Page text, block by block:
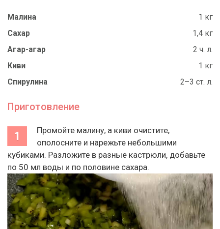
Малина
1 кг
Сахар
1,4 кг
Агар-агар
2 ч. л.
Киви
1 кг
Спирулина
2–3 ст. л.
Приготовление
Промойте малину, а киви очистите,
ополосните и нарежьте небольшими
кубиками. Разложите в разные кастрюли, добавьте
по 50 мл воды и по половине сахара.